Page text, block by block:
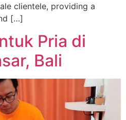
clientele, providing a
[…]
Pria di
Bali